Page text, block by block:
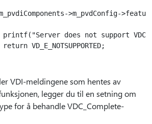
>m_pvdConfig-
printf("Server does not support
return VD_E_NOTSUPPORTED;
VDI-meldingene som hentes av
legger du til en setning om
for å behandle VDC_Complete-